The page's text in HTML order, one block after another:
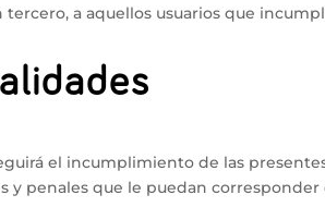
tercero, a aquellos usuarios que
el incumplimiento de las
y penales que le puedan